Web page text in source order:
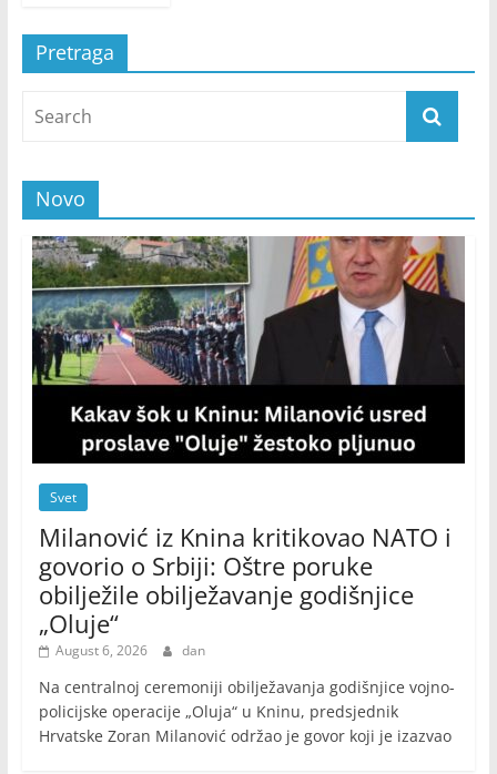
Pretraga
Novo
Svet
Milanović iz Knina kritikovao NATO i
govorio o Srbiji: Oštre poruke
obilježile obilježavanje godišnjice
„Oluje“
August 6, 2026 dan
Na centralnoj ceremoniji obilježavanja godišnjice vojno-
policijske operacije „Oluja“ u Kninu, predsjednik
Hrvatske Zoran Milanović održao je govor koji je izazvao